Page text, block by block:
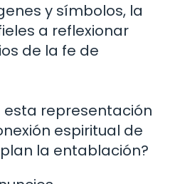
y símbolos, la
a reflexionar
de la fe de
representación
espiritual de
la entablación?